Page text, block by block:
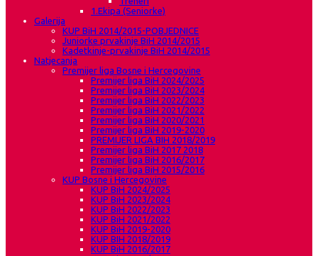
1.Ekipa (Seniorke)
Galerija
KUP BiH 2014/2015-POBJEDNICE
Juniorke prvakinje BiH 2014/2015
Kadetkinje-prvakinje BiH 2014/2015
Natjecanja
Premijer liga Bosne i Hercegovine
Premijer liga BiH 2024/2025
Premijer liga BiH 2023/2024
Premijer liga BiH 2022/2023
Premijer liga BiH 2021/2022
Premijer liga BiH 2020/2021
Premijer liga BiH 2019-2020
PREMIJER LIGA BIH 2018/2019
Premijer liga BiH 2017 2018
Premijer liga BiH 2016/2017
Premijer liga BiH 2015/2016
KUP Bosne i Hercegovine
KUP BiH 2024/2025
KUP BiH 2023/2024
KUP BiH 2022/2023
KUP BiH 2021/2022
KUP BiH 2019-2020
KUP BIH 2018/2019
KUP BiH 2016/2017